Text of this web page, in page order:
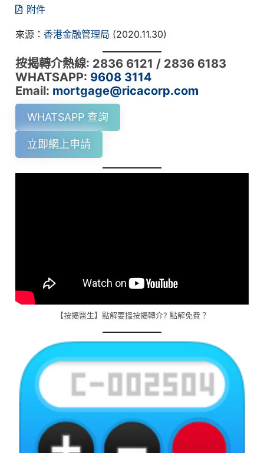
附件
來源：香港金融管理局 (2020.11.30)
按揭轉介熱線: 2836 6121 / 2836 6183
WHATSAPP: 9608 3114
Email: mortgage@ricacorp.com
WHATSAPP 查詢
立即網上申請
【按揭醫生】點解要搵按揭轉介? 點解免費？